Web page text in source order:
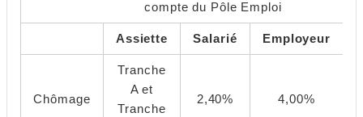
compte du Pôle Emploi
Assiette Salarié Employeur
Chômage
Tranche
A et
Tranche
2,40% 4,00%